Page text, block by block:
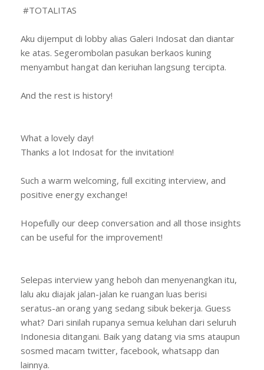
#TOTALITAS
Aku dijemput di lobby alias Galeri Indosat dan diantar
ke atas. Segerombolan pasukan berkaos kuning
menyambut hangat dan keriuhan langsung tercipta.
And the rest is history!
What a lovely day!
Thanks a lot Indosat for the invitation!
Such a warm welcoming, full exciting interview, and
positive energy exchange!
Hopefully our deep conversation and all those insights
can be useful for the improvement!
Selepas interview yang heboh dan menyenangkan itu,
lalu aku diajak jalan-jalan ke ruangan luas berisi
seratus-an orang yang sedang sibuk bekerja. Guess
what? Dari sinilah rupanya semua keluhan dari seluruh
Indonesia ditangani. Baik yang datang via sms ataupun
sosmed macam twitter, facebook, whatsapp dan
lainnya.